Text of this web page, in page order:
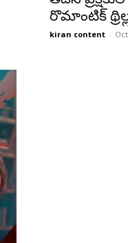
రొమాంటిక్
kiran content -